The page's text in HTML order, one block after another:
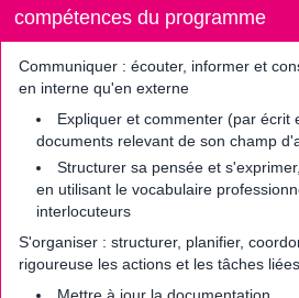
compétences du programme
Communiquer : écouter, informer et
en interne qu'en externe
Expliquer et commenter (par écrit
documents relevant de son champ
Structurer sa pensée et
en utilisant le vocabulaire
interlocuteurs
S'organiser : structurer, planifier,
rigoureuse les actions et les tâches